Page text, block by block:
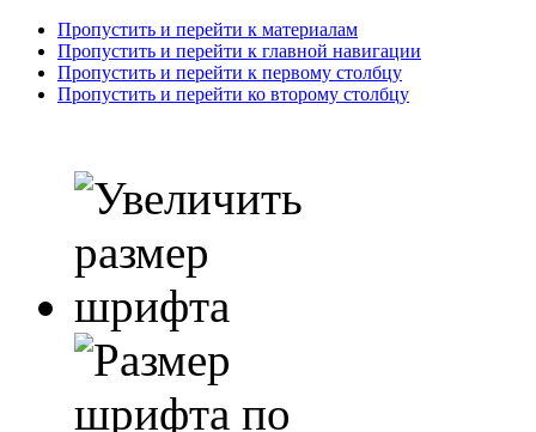
Пропустить и перейти к материалам
Пропустить и перейти к главной навигации
Пропустить и перейти к первому столбцу
Пропустить и перейти ко второму столбцу